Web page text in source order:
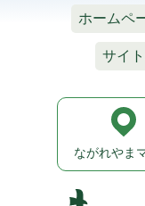
ホームペ
サイ
ながれやま